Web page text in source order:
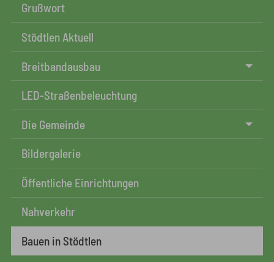
Grußwort
Stödtlen Aktuell
Breitbandausbau
LED-Straßenbeleuchtung
Die Gemeinde
Bildergalerie
Öffentliche Einrichtungen
Nahverkehr
Bauen in Stödtlen